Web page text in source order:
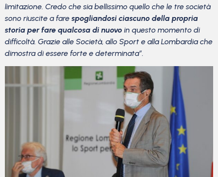
limitazione. Credo che sia bellissimo quello che le tre società
sono riuscite a fare spogliandosi ciascuno della propria
storia per fare qualcosa di nuovo in questo momento di
difficoltà. Grazie alle Società, allo Sport e alla Lombardia che
dimostra di essere forte e determinata”.